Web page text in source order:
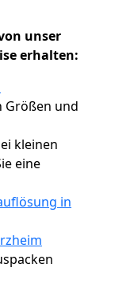
unser
erhalten:
Größen und
kleinen
eine
in